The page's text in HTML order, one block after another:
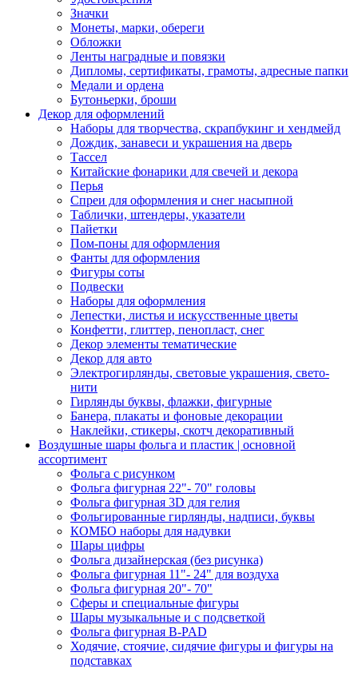
Значки
Монеты, марки, обереги
Обложки
Ленты наградные и повязки
Дипломы, сертификаты, грамоты, адресные папки
Медали и ордена
Бутоньерки, броши
Декор для оформлений
Наборы для творчества, скрапбукинг и хендмейд
Дождик, занавеси и украшения на дверь
Тассел
Китайские фонарики для свечей и декора
Перья
Спреи для оформления и снег насыпной
Таблички, штендеры, указатели
Пайетки
Пом-поны для оформления
Фанты для оформления
Фигуры соты
Подвески
Наборы для оформления
Лепестки, листья и искусственные цветы
Конфетти, глиттер, пенопласт, снег
Декор элементы тематические
Декор для авто
Электрогирлянды, световые украшения, свето-
нити
Гирлянды буквы, флажки, фигурные
Банера, плакаты и фоновые декорации
Наклейки, стикеры, скотч декоративный
Воздушные шары фольга и пластик | основной
ассортимент
Фольга с рисунком
Фольга фигурная 22"- 70" головы
Фольга фигурная 3D для гелия
Фольгированные гирлянды, надписи, буквы
КОМБО наборы для надувки
Шары цифры
Фольга дизайнерская (без рисунка)
Фольга фигурная 11"- 24" для воздуха
Фольга фигурная 20"- 70"
Сферы и специальные фигуры
Шары музыкальные и с подсветкой
Фольга фигурная B-PAD
Ходячие, стоячие, сидячие фигуры и фигуры на
подставках